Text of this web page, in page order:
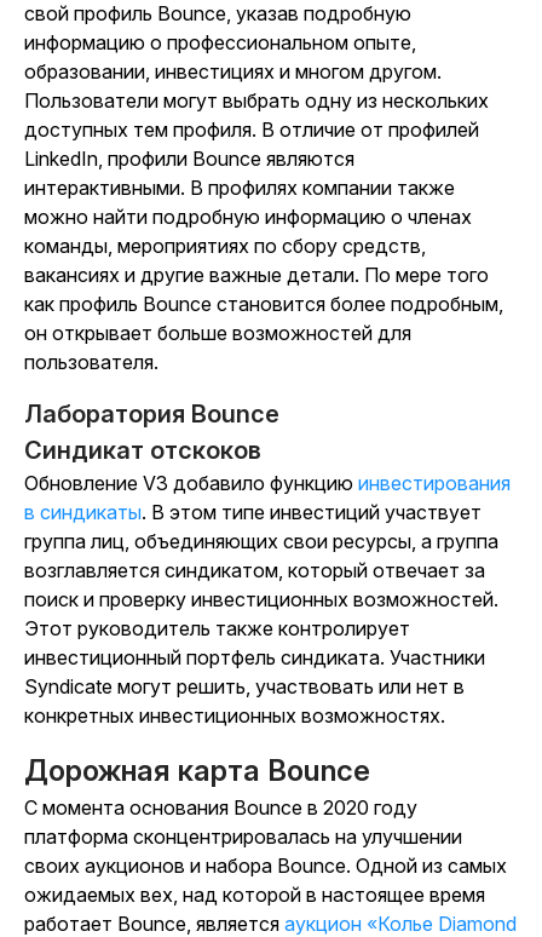
свой профиль Bounce, указав подробную
информацию о профессиональном опыте,
образовании, инвестициях и многом другом.
Пользователи могут выбрать одну из нескольких
доступных тем профиля. В отличие от профилей
LinkedIn, профили Bounce являются
интерактивными. В профилях компании также
можно найти подробную информацию о членах
команды, мероприятиях по сбору средств,
вакансиях и другие важные детали. По мере того
как профиль Bounce становится более подробным,
он открывает больше возможностей для
пользователя.
Лаборатория Bounce
Синдикат отскоков
Обновление V3 добавило функцию инвестирования
в синдикаты. В этом типе инвестиций участвует
группа лиц, объединяющих свои ресурсы, а группа
возглавляется синдикатом, который отвечает за
поиск и проверку инвестиционных возможностей.
Этот руководитель также контролирует
инвестиционный портфель синдиката. Участники
Syndicate могут решить, участвовать или нет в
конкретных инвестиционных возможностях.
Дорожная карта Bounce
С момента основания Bounce в 2020 году
платформа сконцентрировалась на улучшении
своих аукционов и набора Bounce. Одной из самых
ожидаемых вех, над которой в настоящее время
работает Bounce, является аукцион «Колье Diamond